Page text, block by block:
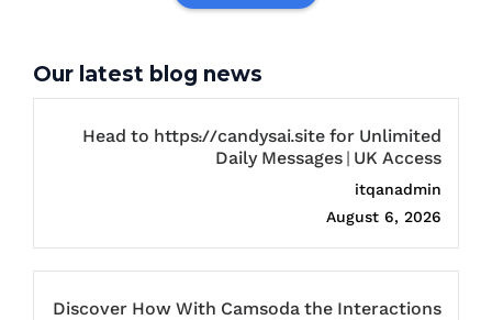
Our latest blog news
Head to https://candysai.site for Unlimited
Daily Messages | UK Access
itqanadmin
August 6, 2026
Discover How With Camsoda the Interactions